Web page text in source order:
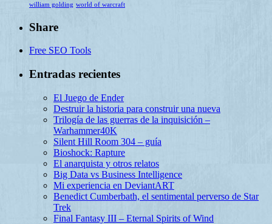
william golding world of warcraft
Share
Free SEO Tools
Entradas recientes
El Juego de Ender
Destruir la historia para construir una nueva
Trilogía de las guerras de la inquisición –
Warhammer40K
Silent Hill Room 304 – guía
Bioshock: Rapture
El anarquista y otros relatos
Big Data vs Business Intelligence
Mi experiencia en DeviantART
Benedict Cumberbath, el sentimental perverso de Star
Trek
Final Fantasy III – Eternal Spirits of Wind